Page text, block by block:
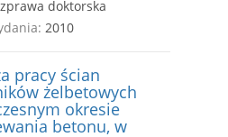
doktorska
2010
pracy ścian
żelbetowych
okresie
betonu, w